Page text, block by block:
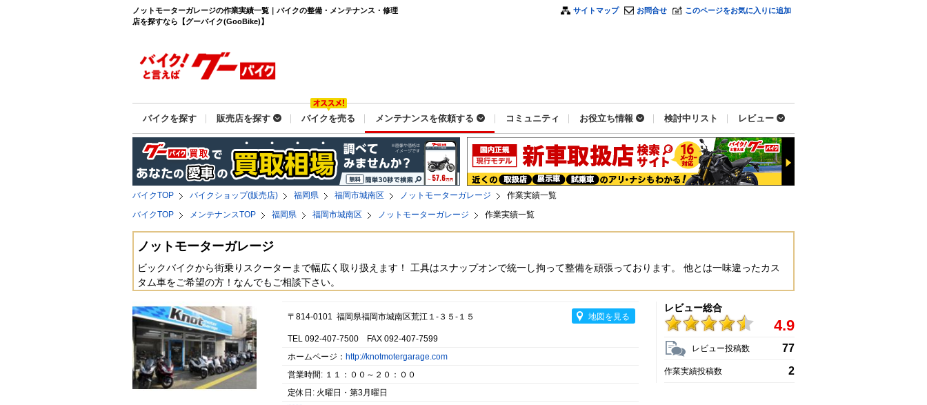
ノットモーターガレージの作業実績一覧｜バイクの整備・メンテナンス・修理
店を探すなら【グーバイク(GooBike)】
サイトマップ お問合せ このページをお気に入りに追加
バイクを探す 販売店を探す バイクを売る メンテナンスを依頼する コミュニティ お役立ち情報 検討中リスト レビュー
バイクTOP バイクショップ(販売店) 福岡県 福岡市城南区 ノットモーターガレージ
作業実績一覧
バイクTOP
メンテナンスTOP 福岡県 福岡市城南区 ノットモーターガレージ 作業実績一覧
ノットモーターガレージ
ビックバイクから街乗りスクーターまで幅広く取り扱えます！ 工具はスナップオンで統一し拘って整備を頑張っております。 他とは一味違ったカス
タム車をご希望の方！なんでもご相談下さい。
〒814-0101 福岡県福岡市城南区荒江１-３５-１５ 地図を見る
TEL 092-407-7500 FAX 092-407-7599
ホームページ： http://knotmotergarage.com
営業時間: １１：００～２０：００
定休日: 火曜日・第3月曜日
レビュー総合
4.9
レビュー投稿数 77
作業実績投稿数 2